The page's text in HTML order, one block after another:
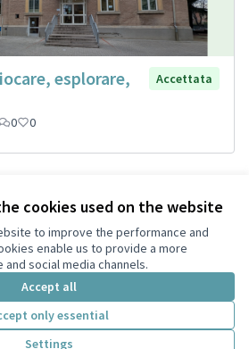
cookies used on the website
to improve the performance and
enable us to provide a more
social media channels.
Accept all
only essential
Settings
esplorare,
Accettata
0 0
Creative
(External